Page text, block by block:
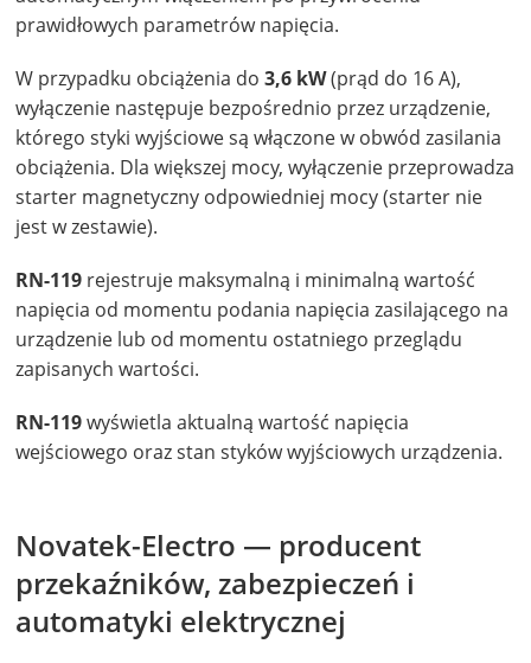
prawidłowych parametrów napięcia.
W przypadku obciążenia do 3,6 kW(prąd do 16 A),
wyłączenie następuje bezpośrednio przez urządzenie,
którego styki wyjściowe są włączone w obwód zasilania
obciążenia. Dla większej mocy, wyłączenie przeprowadza
starter magnetyczny odpowiedniej mocy (starter nie
jest w zestawie).
RN-119 rejestruje maksymalną i minimalną wartość
napięcia od momentu podania napięcia zasilającego na
urządzenie lub od momentu ostatniego przeglądu
zapisanych wartości.
RN-119wyświetla aktualną wartość napięcia
wejściowego oraz stan styków wyjściowych urządzenia.
Novatek-Electro — producent
przekaźników, zabezpieczeń i
automatyki elektrycznej